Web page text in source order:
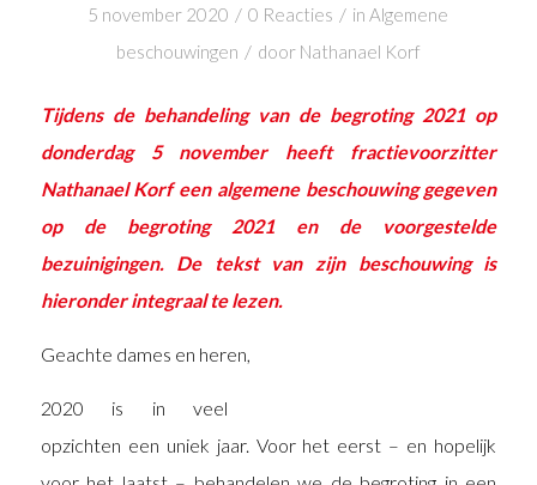
5 november 2020 / 0 Reacties / inAlgemene
beschouwingen / door Nathanael Korf
Tijdens de behandeling van de begroting 2021 op
donderdag 5 november heeft fractievoorzitter
Nathanael Korf een algemene beschouwing gegeven
op de begroting 2021 en de voorgestelde
bezuinigingen. De tekst van zijn beschouwing is
hieronder integraal te lezen.
Geachte dames en heren,
2020 is in veel
opzichten een uniek jaar. Voor het eerst – en hopelijk